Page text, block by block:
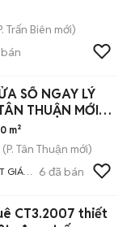
Trấn Biên mới)
SỔ NGAY LÝ
THUẬN MỚI
m²
(P. Tân Thuận mới)
GIÁ
6 đã bán
CT3.2007 thiết